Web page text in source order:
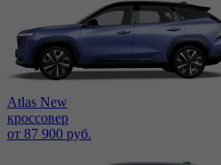
Atlas New
кроссовер
от 87 900 руб.